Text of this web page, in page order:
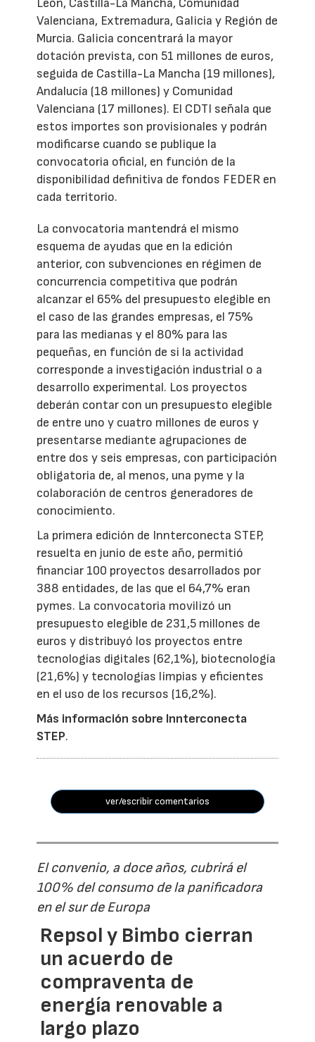
León, Castilla-La Mancha, Comunidad
Valenciana, Extremadura, Galicia y Región de
Murcia. Galicia concentrará la mayor
dotación prevista, con 51 millones de euros,
seguida de Castilla-La Mancha (19 millones),
Andalucía (18 millones) y Comunidad
Valenciana (17 millones). El CDTI señala que
estos importes son provisionales y podrán
modificarse cuando se publique la
convocatoria oficial, en función de la
disponibilidad definitiva de fondos FEDER en
cada territorio.
La convocatoria mantendrá el mismo
esquema de ayudas que en la edición
anterior, con subvenciones en régimen de
concurrencia competitiva que podrán
alcanzar el 65% del presupuesto elegible en
el caso de las grandes empresas, el 75%
para las medianas y el 80% para las
pequeñas, en función de si la actividad
corresponde a investigación industrial o a
desarrollo experimental. Los proyectos
deberán contar con un presupuesto elegible
de entre uno y cuatro millones de euros y
presentarse mediante agrupaciones de
entre dos y seis empresas, con participación
obligatoria de, al menos, una pyme y la
colaboración de centros generadores de
conocimiento.
La primera edición de Innterconecta STEP,
resuelta en junio de este año, permitió
financiar 100 proyectos desarrollados por
388 entidades, de las que el 64,7% eran
pymes. La convocatoria movilizó un
presupuesto elegible de 231,5 millones de
euros y distribuyó los proyectos entre
tecnologías digitales (62,1%), biotecnología
(21,6%) y tecnologías limpias y eficientes
en el uso de los recursos (16,2%).
Más información sobre Innterconecta
STEP.
ver/escribir comentarios
El convenio, a doce años, cubrirá el
100% del consumo de la panificadora
en el sur de Europa
Repsol y Bimbo cierran
un acuerdo de
compraventa de
energía renovable a
largo plazo